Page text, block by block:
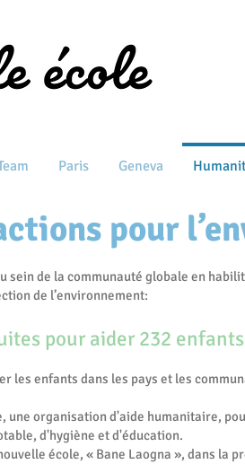
Paris Geneva
pour
sein de la communauté globale en
de l’environnement:
pour aider 232
les enfants dans les pays et les
une organisation d'aide humanitaire,
d'hygiène et d'éducation.
école, « Bane Laogna », dans la